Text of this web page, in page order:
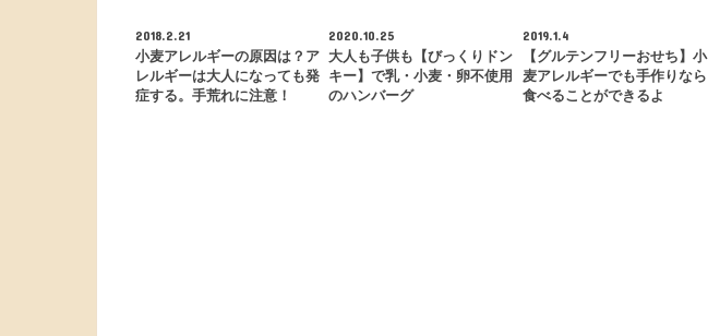
2018.2.21
小麦アレルギーの原因は？ア
レルギーは大人になっても発
症する。手荒れに注意！
2020.10.25
大人も子供も【びっくりドン
キー】で乳・小麦・卵不使用
のハンバーグ
2019.1.4
【グルテンフリーおせち】小
麦アレルギーでも手作りなら
食べることができるよ